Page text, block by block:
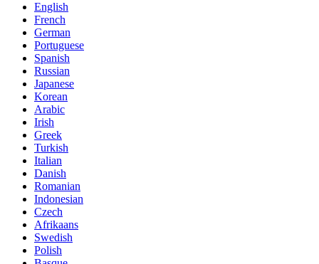
English
French
German
Portuguese
Spanish
Russian
Japanese
Korean
Arabic
Irish
Greek
Turkish
Italian
Danish
Romanian
Indonesian
Czech
Afrikaans
Swedish
Polish